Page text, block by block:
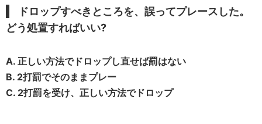
ドロップすべきところを、誤ってプレースした。
どう処置すればいい?
A. 正しい方法でドロップし直せば罰はない
B. 2打罰でそのままプレー
C. 2打罰を受け、正しい方法でドロップ